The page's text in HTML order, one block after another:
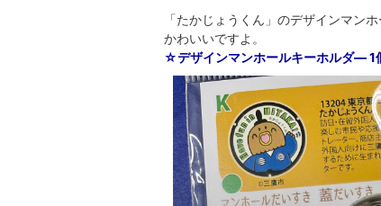
「たかじょうくん」のデザインマン
かわいいですよ。
☆デザインマンホールキーホルダ― 1